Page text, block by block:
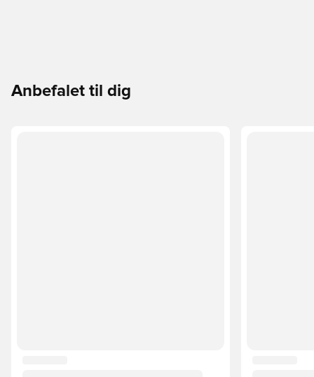
Anbefalet til dig